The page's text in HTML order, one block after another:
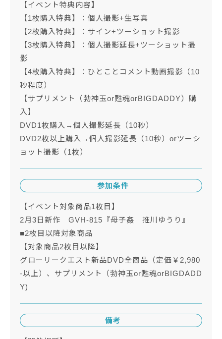
【イベント特典内容】
【1枚購入特典】：個人撮影+生写真
【2枚購入特典】：サイン+ツーショット撮影
【3枚購入特典】：個人撮影延長+ツーショット撮
影
【4枚購入特典】：ひとことコメント動画撮影（10
秒程度）
【サプリメント（勃神玉or甦魂orBIGDADDY）購
入】
DVD1枚購入→個人撮影延長（10秒）
DVD2枚以上購入→個人撮影延長（10秒）orツーシ
ョット撮影（1枚）
参加条件
【イベント対象商品1枚目】
2月3日新作 GVH-815『母子姦 推川ゆうり』
■2枚目以降対象商品
【対象商品2枚目以降】
グローリークエスト新品DVD全商品（定価￥2,980
-以上）、サプリメント（勃神玉or甦魂orBIGDADD
Y)
備考